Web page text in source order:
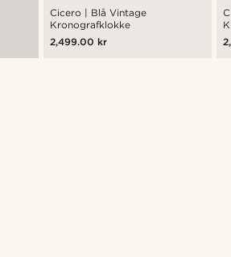
Cicero | Blå Vintage
Kronografklokke
2,499.00 kr